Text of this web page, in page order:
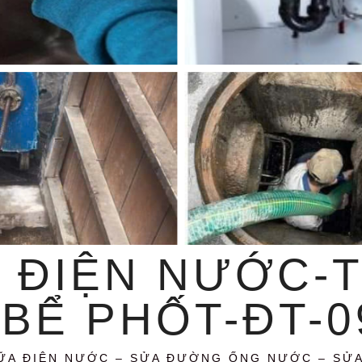
ĐIỆN NƯỚC-
PHỐT-ĐT-
ĐIỆN NƯỚC – SỬA ĐƯỜNG ỐNG NƯỚC –